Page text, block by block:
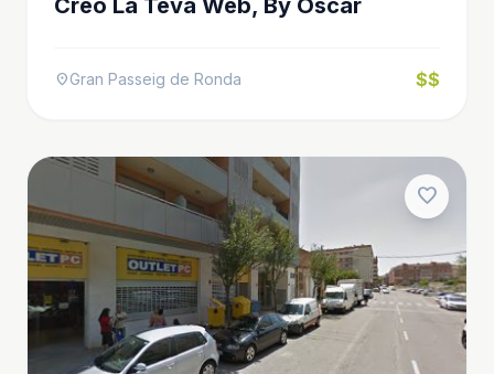
location_onGran Passeig de Ronda $$
favorite